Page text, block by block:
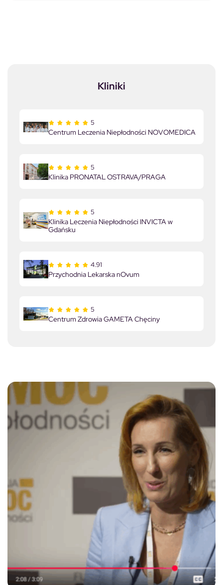
Kliniki
5
Centrum Leczenia Niepłodności NOVOMEDICA
5
Klinika PRONATAL OSTRAVA/PRAGA
5
Klinika Leczenia Niepłodności INVICTA w
Gdańsku
4.91
Przychodnia Lekarska nOvum
5
Centrum Zdrowia GAMETA Chęciny